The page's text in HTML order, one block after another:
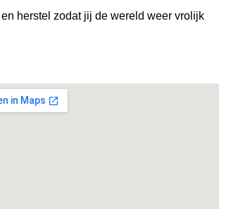
herstel zodat jij de wereld weer vrolijk